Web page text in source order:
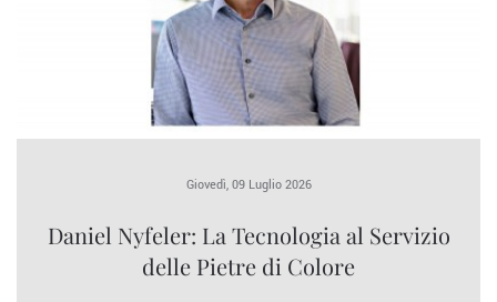
Giovedì, 09 Luglio 2026
Daniel Nyfeler: La Tecnologia al Servizio
delle Pietre di Colore